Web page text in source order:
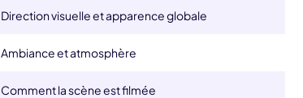
Direction visuelle et apparence globale
Ambiance et atmosphère
Comment la scène est filmée